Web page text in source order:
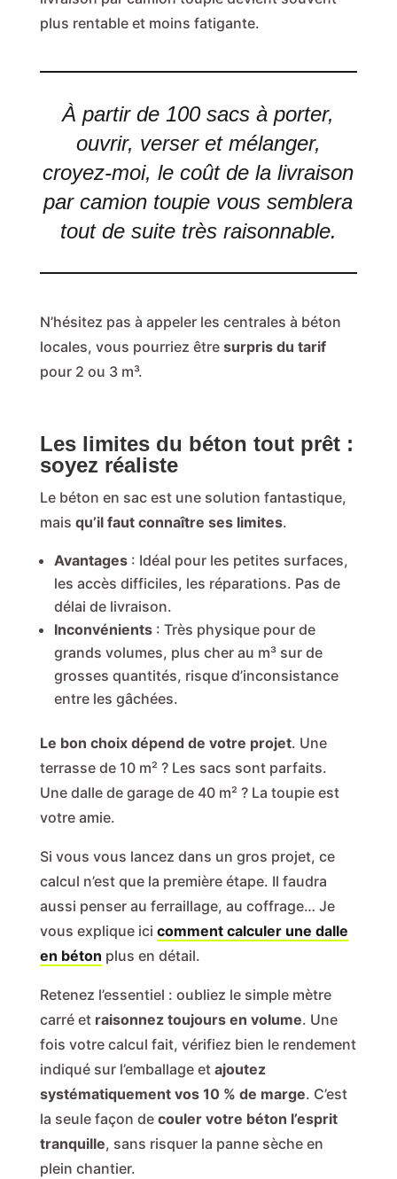
plus rentable et moins fatigante.
À partir de 100 sacs à porter,
ouvrir, verser et mélanger,
croyez-moi, le coût de la livraison
par camion toupie vous semblera
tout de suite très raisonnable.
N’hésitez pas à appeler les centrales à béton
locales, vous pourriez être surpris du tarif
pour 2 ou 3 m³.
Les limites du béton tout prêt :
soyez réaliste
Le béton en sac est une solution fantastique,
mais qu’il faut connaître ses limites.
Avantages: Idéal pour les petites surfaces,
les accès difficiles, les réparations. Pas de
délai de livraison.
Inconvénients: Très physique pour de
grands volumes, plus cher au m³ sur de
grosses quantités, risque d’inconsistance
entre les gâchées.
Le bon choix dépend de votre projet. Une
terrasse de 10 m² ? Les sacs sont parfaits.
Une dalle de garage de 40 m² ? La toupie est
votre amie.
Si vous vous lancez dans un gros projet, ce
calcul n’est que la première étape. Il faudra
aussi penser au ferraillage, au coffrage… Je
vous explique ici comment calculer une dalle
en béton plus en détail.
Retenez l’essentiel : oubliez le simple mètre
carré et raisonnez toujours en volume. Une
fois votre calcul fait, vérifiez bien le rendement
indiqué sur l’emballage et ajoutez
systématiquement vos 10 % de marge. C’est
la seule façon de couler votre béton l’esprit
tranquille, sans risquer la panne sèche en
plein chantier.